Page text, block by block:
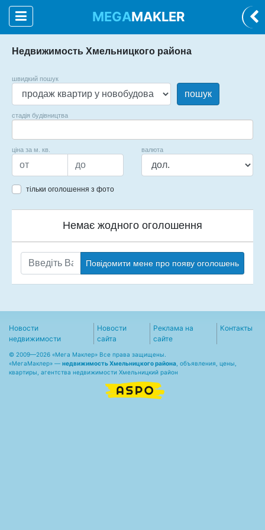
MEGAMAKLER
Недвижимость Хмельницкого района
швидкий пошук
пошук
стадія будівництва
ціна за м. кв. валюта
тільки оголошення з фото
Немає жодного оголошення
Повідомити мене про появу оголошень
Новости
недвижимости
Новости
сайта
Реклама на
сайте
Контакты
© 2009—2026 «Мега Маклер» Все права защищены.
«МегаМаклер» — недвижимость Хмельницкого района , объявления, цены,
квартиры, агентства недвижимости Хмельницкий район